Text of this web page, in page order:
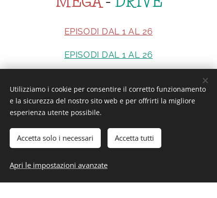
EPISODI DAL 1 AL 26
EPISODI DAL 1 AL 26
Interesting or Not?
Utilizziamo i cookie per consentire il corretto funzionamento
e la sicurezza del nostro sito web e per offrirti la migliore
esperienza utente possibile.
Accetta solo i necessari Accetta tutti
Apri le impostazioni avanzate